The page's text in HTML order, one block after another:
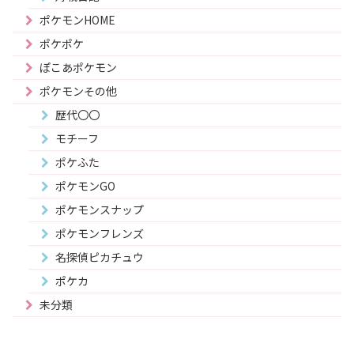
ポケモンHOME
ポケポケ
ぽこあポケモン
ポケモンその他
歴代〇〇
モチーフ
ポケふた
ポケモンGO
ポケモンスナップ
ポケモンフレンズ
名探偵ピカチュウ
ポケカ
未分類